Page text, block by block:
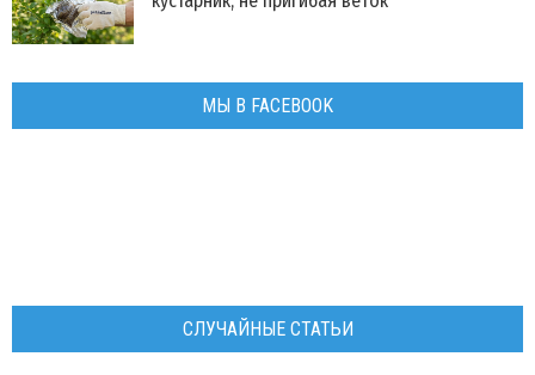
МЫ В FACEBOOK
СЛУЧАЙНЫЕ СТАТЬИ